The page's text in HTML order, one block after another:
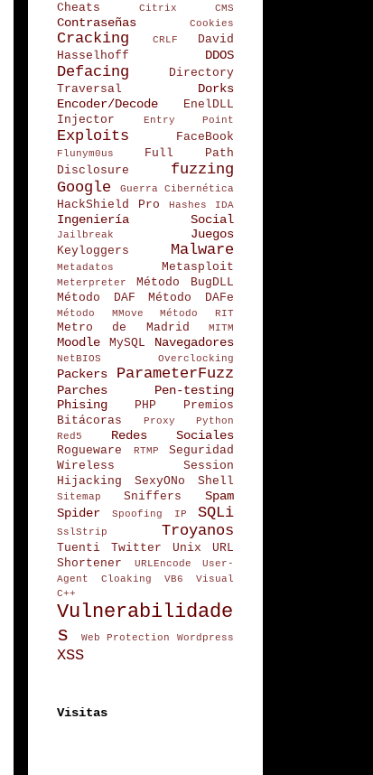
Cheats
Citrix CMS
Contraseñas Cookies
Cracking CRLF
David
Hasselhoff
DDOS
Defacing
Directory
Traversal
Dorks
Encoder/Decode
EnelDLL
Injector
Entry Point
Exploits FaceBook
Flunym0us
Full Path
Disclosure
fuzzing
Google
Guerra Cibernética
HackShield Pro Hashes IDA
Ingeniería Social
Jailbreak Juegos
Keyloggers Malware
Metadatos Metasploit
Meterpreter
Método BugDLL
Método DAF
Método DAFe
Método MMove Método RIT
Metro de Madrid MITM
Moodle MySQL Navegadores
NetBIOS Overclocking
Packers ParameterFuzz
Parches
Pen-testing
Phising
PHP
Premios
Bitácoras
Proxy
Python
Red5
Redes Sociales
Rogueware RTMP
Seguridad
Wireless
Session
Hijacking
SexyONo Shell
Sitemap Sniffers
Spam
Spider
Spoofing IP SQLi
SslStrip Troyanos
Tuenti Twitter Unix
URL
Shortener
URLEncode
User-
Agent Cloaking
VB6
Visual
C++
Vulnerabilidade
s
Web Protection Wordpress
XSS
Visitas